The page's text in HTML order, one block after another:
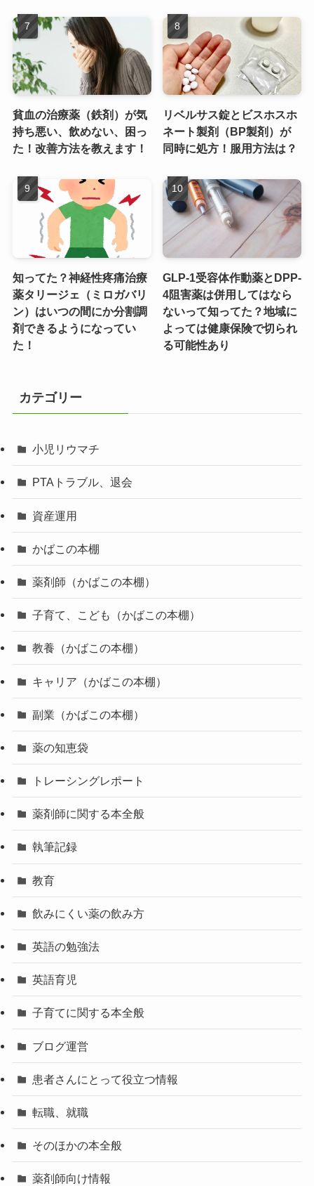
貧血の治療薬（鉄剤）が気
持ち悪い、飲めない、困っ
た！改善方法を教えます！
リベルサス錠とビスホスホ
ネート製剤（BP製剤）が
同時に処方！服用方法は？
知ってた？神経性疼痛治療
薬タリージェ（ミロガバリ
ン）はいつの間にか分割調
剤できるようになってい
た！
GLP-1受容体作動薬とDPP-
4阻害薬は併用してはなら
ないって知ってた？地域に
よっては健康保険で切られ
る可能性あり
カテゴリー
小児リウマチ
PTAトラブル、退会
資産運用
かばこの本棚
薬剤師（かばこの本棚）
子育て、こども（かばこの本棚）
教養（かばこの本棚）
キャリア（かばこの本棚）
副業（かばこの本棚）
薬の知恵袋
トレーシングレポート
薬剤師に関する本全般
執筆記録
教育
飲みにくい薬の飲み方
英語の勉強法
英語育児
子育てに関する本全般
ブログ運営
患者さんにとって役立つ情報
転職、就職
そのほかの本全般
薬剤師向け情報